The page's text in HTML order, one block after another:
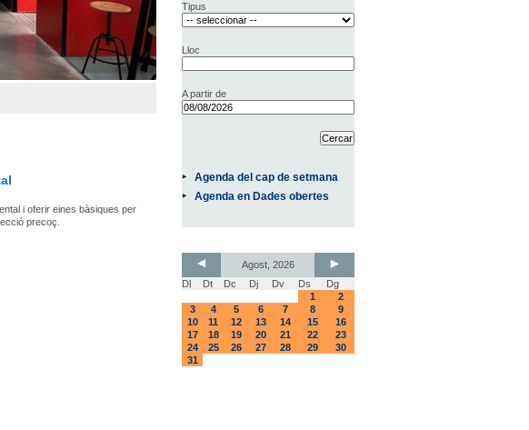
i oferir eines bàsiques per
precoç.
Tipus
Lloc
A partir de
Agenda del cap de setmana
Agenda en Dades obertes
Agost, 2026
Dl
Dt Dc Dj Dv Ds
Dg
1
2
3
4 5 6 7 8
9
10
11 12 13 14 15
16
17
18 19 20 21 22
23
24
25 26 27 28 29
30
31